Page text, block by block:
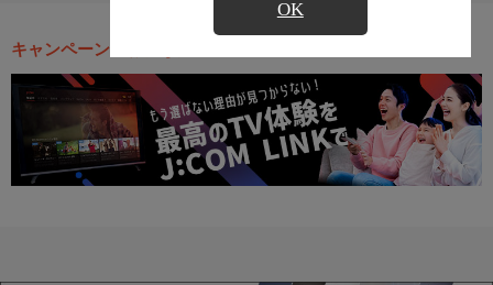
OK
キャンペーン・お得な情報